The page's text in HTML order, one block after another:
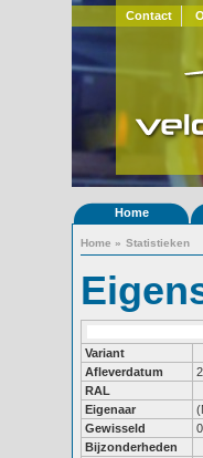
Contact
Home
Home » Statistieken
Variant
Afleverdatum
RAL
Eigenaar
Gewisseld
Bijzonderheden